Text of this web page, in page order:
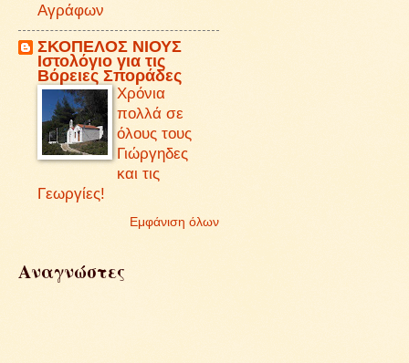
Αγράφων
ΣΚΟΠΕΛΟΣ ΝΙΟΥΣ
Iστολόγιο για τις
Βόρειες Σποράδες
Χρόνια
πολλά σε
όλους τους
Γιώργηδες
και τις
Γεωργίες!
Εμφάνιση όλων
Αναγνώστες